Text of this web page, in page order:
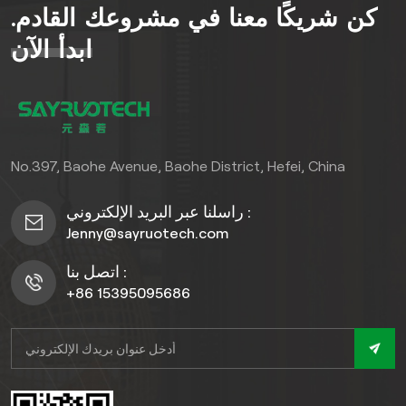
معيشتك الخارجية مع أرضياتنا
الخشبية الصلبة من WPC اليوم.
كن شريكًا معنا في مشروعك القادم.
ابدأ الآن
No.397, Baohe Avenue, Baohe District, Hefei, China
راسلنا عبر البريد الإلكتروني :
Jenny@sayruotech.com
اتصل بنا :
+86 15395095686